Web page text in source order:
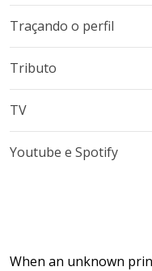
Traçando o perfil
Tributo
TV
Youtube e Spotify
When an unknown